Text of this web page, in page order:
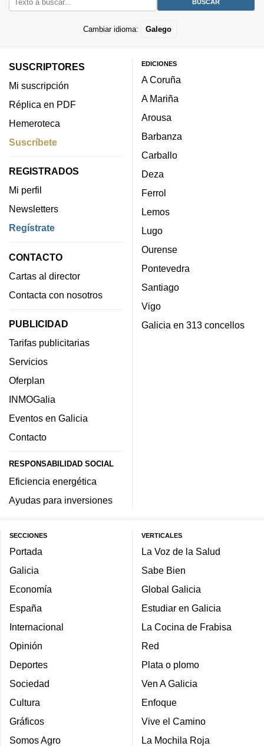
Cambiar idioma: Galego
SUSCRIPTORES
Mi suscripción
Réplica en PDF
Hemeroteca
Suscríbete
REGISTRADOS
Mi perfil
Newsletters
Regístrate
CONTACTO
Cartas al director
Contacta con nosotros
PUBLICIDAD
Tarifas publicitarias
Servicios
Oferplan
INMOGalia
Eventos en Galicia
Contacto
RESPONSABILIDAD SOCIAL
Eficiencia energética
Ayudas para inversiones
EDICIONES
A Coruña
A Mariña
Arousa
Barbanza
Carballo
Deza
Ferrol
Lemos
Lugo
Ourense
Pontevedra
Santiago
Vigo
Galicia en 313 concellos
SECCIONES
Portada
Galicia
Economía
España
Internacional
Opinión
Deportes
Sociedad
Cultura
Gráficos
Somos Agro
VERTICALES
La Voz de la Salud
Sabe Bien
Global Galicia
Estudiar en Galicia
La Cocina de Frabisa
Red
Plata o plomo
Ven A Galicia
Enfoque
Vive el Camino
La Mochila Roja